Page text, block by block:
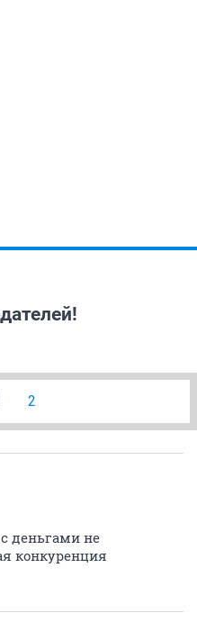
2
деньгами не
конкуренция